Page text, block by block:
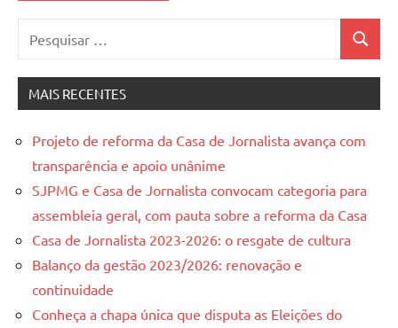
por:
MAIS RECENTES
Projeto de reforma da Casa de Jornalista avança com
transparência e apoio unânime
SJPMG e Casa de Jornalista convocam categoria para
assembleia geral, com pauta sobre a reforma da Casa
Casa de Jornalista 2023-2026: o resgate de cultura
Balanço da gestão 2023/2026: renovação e
continuidade
Conheça a chapa única que disputa as Eleições do